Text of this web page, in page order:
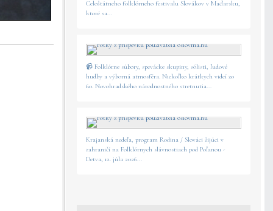
Celoštátneho folklórneho festivalu Slovákov v Maďarsku,
ktoré sa...
📹 Folklórne súbory, spevácke skupiny, sólisti, ľudové
hudby a výborná atmosféra. Niekoľko krátkych videí zo
60. Novohradského národnostného stretnutia...
Krajanská nedeľa, program Rodina / Slováci žijúci v
zahraničí na Folklórnych slávnostiach pod Poľanou -
Detva, 12. júla 2026...